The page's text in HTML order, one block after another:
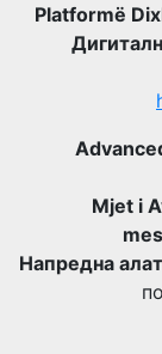
Platformë
Mjet i
Напредна